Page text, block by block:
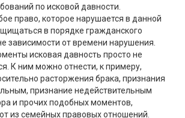
по исковой давности.
право, которое нарушается в данной
в порядке гражданского
зависимости от времени нарушения.
исковая давность просто не
К ним можно отнести, к примеру,
расторжения брака, признания
признание недействительным
и прочих подобных моментов,
из семейных правовых отношений.